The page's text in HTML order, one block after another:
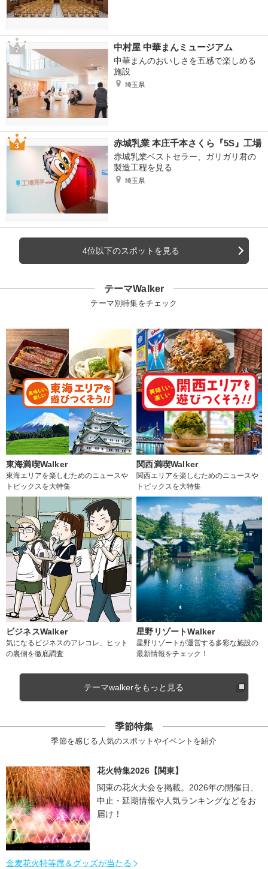
中村屋 中華まんミュージアム
中華まんのおいしさを五感で楽しめる
施設
埼玉県
赤城乳業 本庄千本さくら『5S』工場
赤城乳業ベストセラー、ガリガリ君の
製造工程を見る
埼玉県
4位以下のスポットを見る
テーマWalker
テーマ別特集をチェック
東海満喫Walker
東海エリアを楽しむためのニュースや
トピックスを大特集
関西満喫Walker
関西エリアを楽しむためのニュースや
トピックスを大特集
ビジネスWalker
気になるビジネスのアレコレ、ヒット
の裏側を徹底調査
星野リゾートWalker
星野リゾートが運営する多彩な施設の
最新情報をチェック！
テーマwalkerをもっと見る
季節特集
季節を感じる人気のスポットやイベントを紹介
花火特集2026【関東】
関東の花火大会を掲載。2026年の開催日、
中止・延期情報や人気ランキングなどをお
届け！
金麦花火特等席＆グッズが当たる